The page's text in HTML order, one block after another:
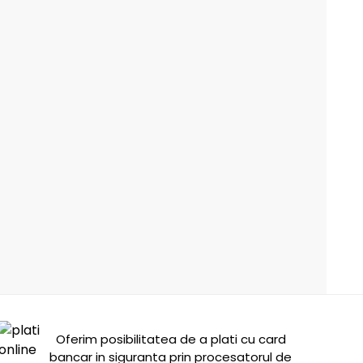
Oferim posibilitatea de a plati cu card
bancar in siguranta prin procesatorul de